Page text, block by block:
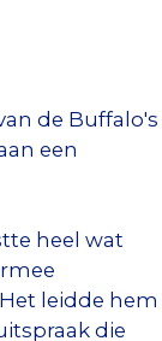
de Buffalo's
een
heel wat
leidde hem
die